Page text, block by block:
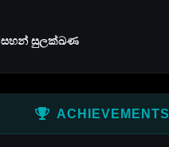
සහන් සුලක්ඛණ
ACHIEVEMENTS